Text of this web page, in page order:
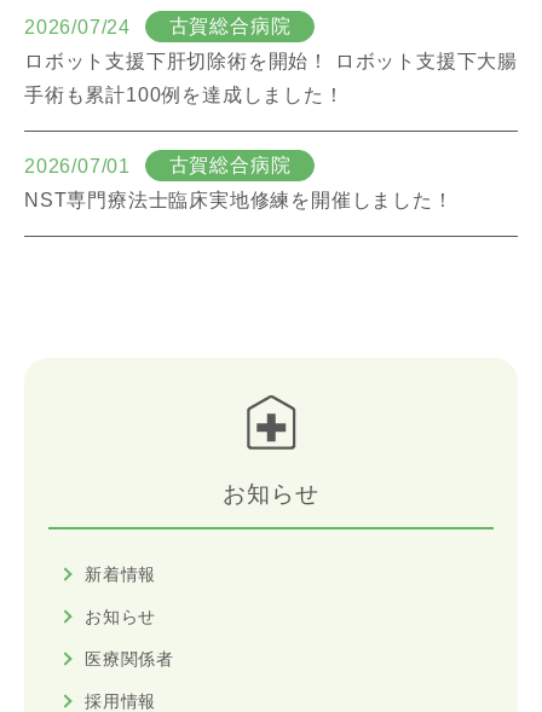
お知らせ
新着情報
お知らせ
医療関係者
採用情報
2026/07/24
古賀総合病院
ロボット支援下肝切除術を開始！ ロボット支援下大腸
手術も累計100例を達成しました！
2026/07/01
古賀総合病院
NST専門療法士臨床実地修練を開催しました！